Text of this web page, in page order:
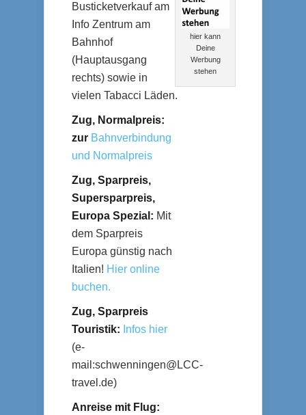
Busticketverkauf am
Info Zentrum am
Bahnhof
(Hauptausgang
rechts) sowie in
vielen Tabacci Läden.
Zug, Normalpreis:
zur Bahnverbindung
und Normalpreis
Zug, Sparpreis,
Supersparpreis,
Europa Spezial: Mit
dem Sparpreis
Europa günstig nach
Italien! Hier online
buchen.
Zug, Sparpreis
Touristik: Infos hier
(e-
mail:schwenningen@LCC-
travel.de)
Anreise mit Flug:
hier kann
Deine
Werbung
stehen